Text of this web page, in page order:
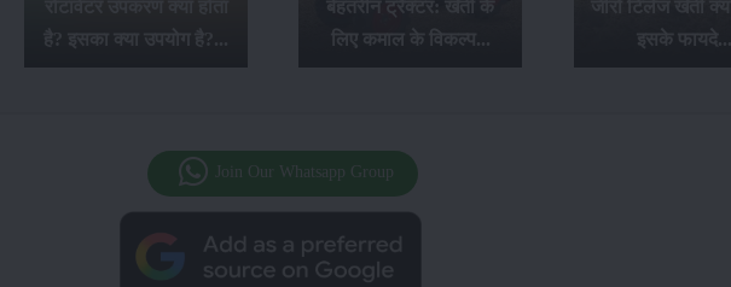
बेहतरीन ट्रैक्टर: खेती के
लिए कमाल के विकल्प...
इसके फायदे...
Join Our Whatsapp Group